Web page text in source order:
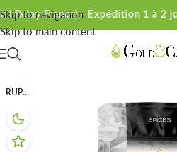
Skip to navigation
Skip to main content
France) - Expédition 1 à 2
RUPTURE